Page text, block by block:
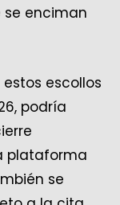
se enciman
escollos
podría
plataforma
se